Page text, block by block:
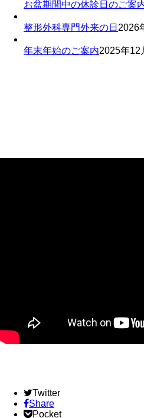
お盆期間中の休診日のご案
整形外科専門外来の日 2026
年末年始のご案内2025年12
Twitter
Share
Pocket